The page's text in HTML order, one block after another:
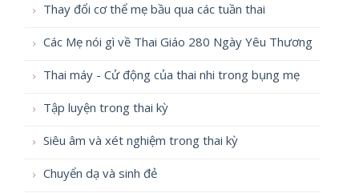
Thay đổi cơ thể mẹ bầu qua các tuần thai
Các Mẹ nói gì về Thai Giáo 280 Ngày Yêu Thương
Thai máy - Cử động của thai nhi trong bụng mẹ
Tập luyện trong thai kỳ
Siêu âm và xét nghiệm trong thai kỳ
Chuyển dạ và sinh đẻ